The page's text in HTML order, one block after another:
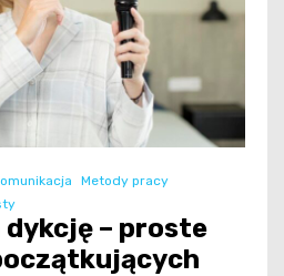
Metody pracy
dykcję – proste